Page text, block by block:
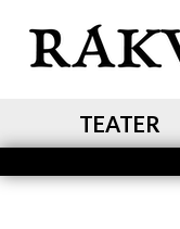
MAIN TEATER